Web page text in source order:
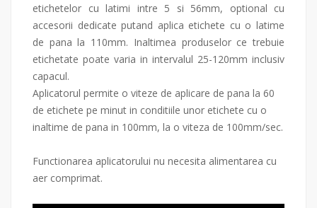
etichetelor cu latimi intre 5 si 56mm, optional cu
accesorii dedicate putand aplica etichete cu o latime
de pana la 110mm. Inaltimea produselor ce trebuie
etichetate poate varia in intervalul 25-120mm inclusiv
capacul.
Aplicatorul permite o viteze de aplicare de pana la 60
de etichete pe minut in conditiile unor etichete cu o
inaltime de pana in 100mm, la o viteza de 100mm/sec.
Functionarea aplicatorului nu necesita alimentarea cu
aer comprimat.